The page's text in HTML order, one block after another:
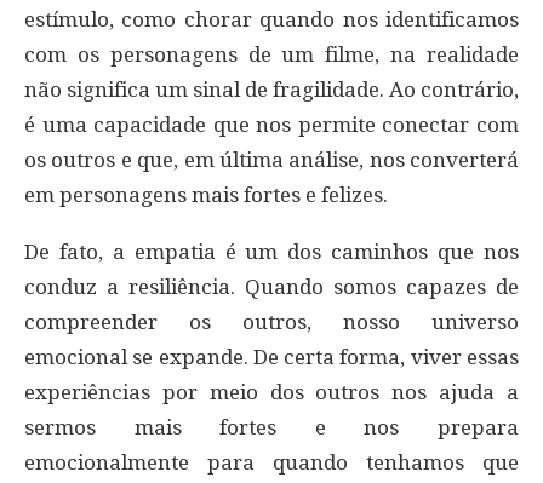
estímulo, como chorar quando nos identificamos
com os personagens de um filme, na realidade
não significa um sinal de fragilidade. Ao contrário,
é uma capacidade que nos permite conectar com
os outros e que, em última análise, nos converterá
em personagens mais fortes e felizes.
De fato, a empatia é um dos caminhos que nos
conduz a resiliência. Quando somos capazes de
compreender os outros, nosso universo
emocional se expande. De certa forma, viver essas
experiências por meio dos outros nos ajuda a
sermos mais fortes e nos prepara
emocionalmente para quando tenhamos que